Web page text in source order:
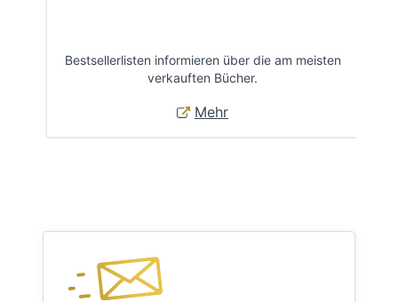
Bestsellerlisten informieren über die am meisten
verkauften Bücher.
Mehr